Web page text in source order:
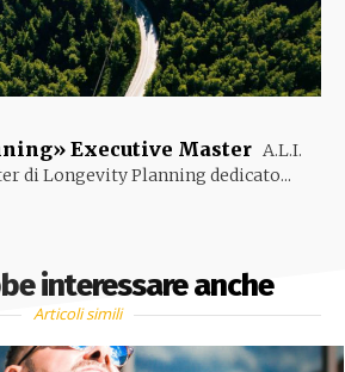
Executive Master A.L.I.
di Longevity Planning dedicato...
interessare anche
Articoli simili